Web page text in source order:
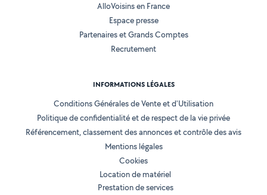
AlloVoisins en France
Espace presse
Partenaires et Grands Comptes
Recrutement
INFORMATIONS LÉGALES
Conditions Générales de Vente et d'Utilisation
Politique de confidentialité et de respect de la vie privée
Référencement, classement des annonces et contrôle des avis
Mentions légales
Cookies
Location de matériel
Prestation de services